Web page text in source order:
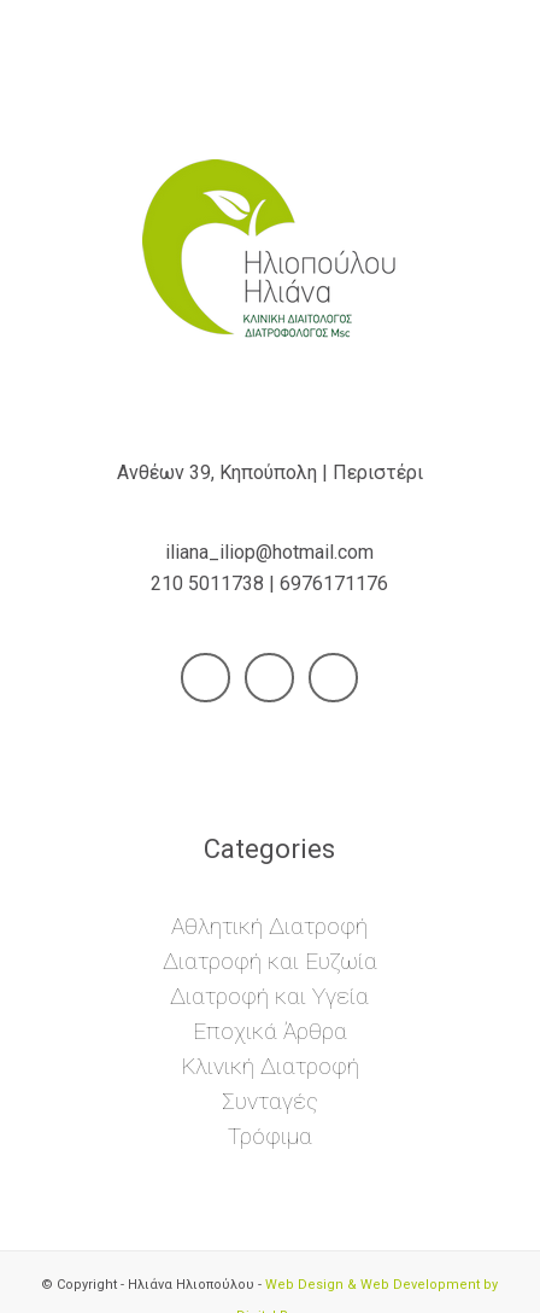
Ανθέων 39, Κηπούπολη | Περιστέρι
iliana_iliop@hotmail.com
210 5011738 | 6976171176
Categories
Αθλητική Διατροφή
Διατροφή και Ευζωία
Διατροφή και Υγεία
Εποχικά Άρθρα
Κλινική Διατροφή
Συνταγές
Τρόφιμα
© Copyright - Ηλιάνα Ηλιοπούλου -Web Design & Web Development by